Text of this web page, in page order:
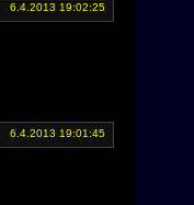
6.4.2013 19:02:25
6.4.2013 19:01:45